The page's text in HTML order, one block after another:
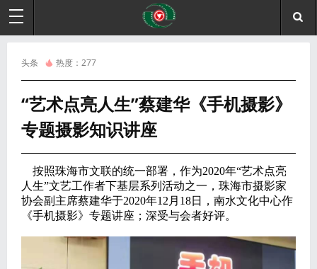
头条 热度： 277
“艺术点亮人生”蔡建华《手机摄影》
专题摄影知识讲座
按照珠海市文联的统一部署，作为2020年“艺术点亮
人生”文艺工作者下基层系列活动之一，珠海市摄影家
协会副主席蔡建华于2020年12月18日，南水文化中心作
《手机摄影》专题讲座； 深受与会者好评。